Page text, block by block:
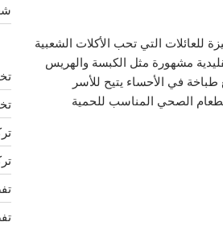
للعائلات التي تحب الأكلات الشعبية
مشهورة مثل الكبسة والهريس
في الأحساء يتيح للأسر
الصحي المناسب للحمية